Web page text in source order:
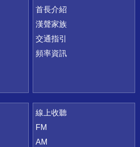
首長介紹
漢聲家族
交通指引
頻率資訊
線上收聽
FM
AM